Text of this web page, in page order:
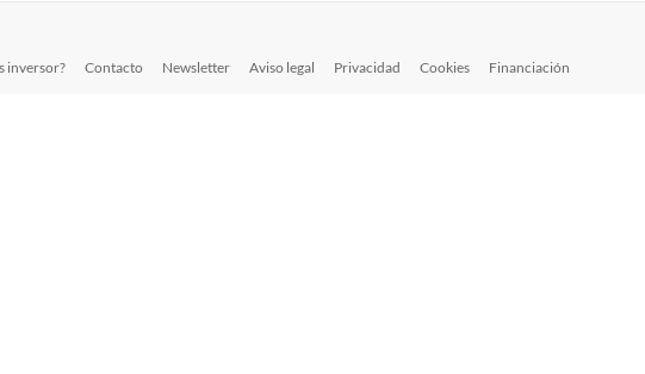
inversor? Contacto Newsletter Aviso legal Privacidad Cookies Financiación